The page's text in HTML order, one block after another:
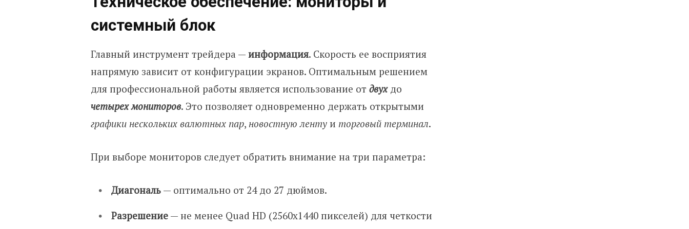
системный блок
Главный инструмент трейдера — информация. Скорость ее восприятия
напрямую зависит от конфигурации экранов. Оптимальным решением
для профессиональной работы является использование от двухдо
четырех мониторов. Это позволяет одновременно держать открытыми
графики нескольких валютных пар, новостную ленту и торговый терминал.
При выборе мониторов следует обратить внимание на три параметра:
Диагональ — оптимально от 24 до 27 дюймов.
Разрешение — не менее Quad HD (2560х1440 пикселей) для четкости